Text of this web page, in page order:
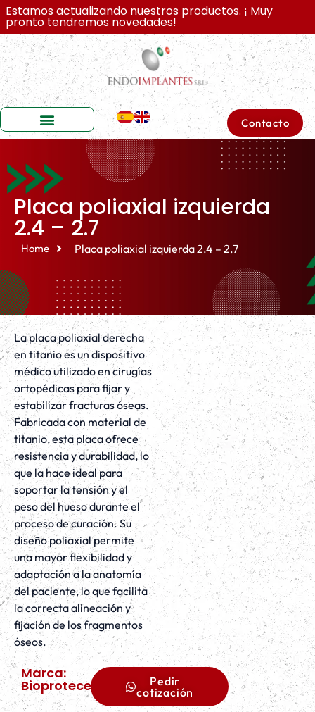
Estamos actualizando nuestros productos. ¡ Muy
pronto tendremos novedades!
Contacto
Placa poliaxial izquierda
2.4 – 2.7
Home Placa poliaxial izquierda 2.4 – 2.7
La placa poliaxial derecha
en titanio es un dispositivo
médico utilizado en cirugías
ortopédicas para fijar y
estabilizar fracturas óseas.
Fabricada con material de
titanio, esta placa ofrece
resistencia y durabilidad, lo
que la hace ideal para
soportar la tensión y el
peso del hueso durante el
proceso de curación. Su
diseño poliaxial permite
una mayor flexibilidad y
adaptación a la anatomía
del paciente, lo que facilita
la correcta alineación y
fijación de los fragmentos
óseos.
Marca:
Bioprotece
Pedir
cotización